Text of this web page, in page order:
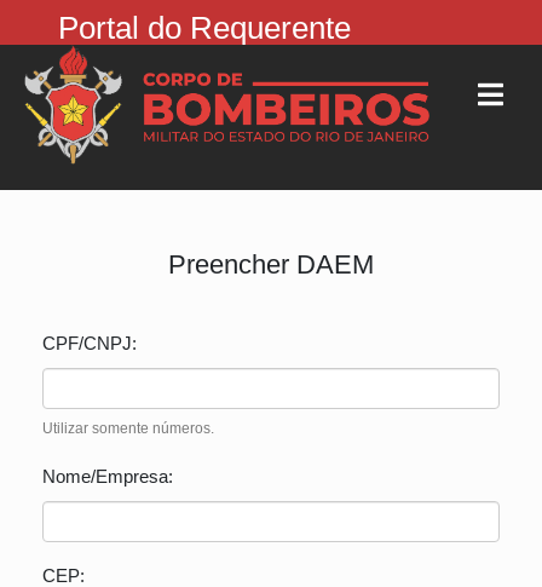
Portal do Requerente
Preencher DAEM
CPF/CNPJ:
Utilizar somente números.
Nome/Empresa:
CEP: